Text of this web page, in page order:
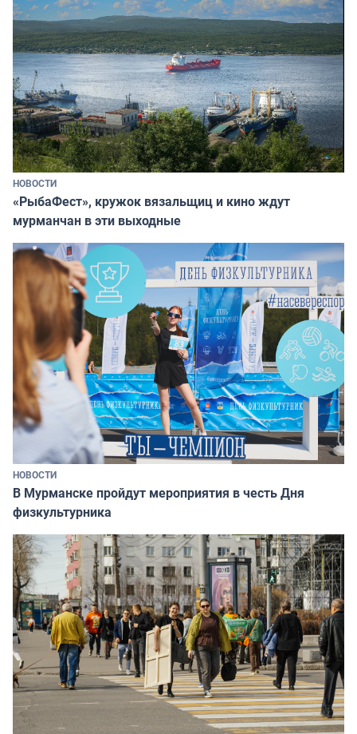
НОВОСТИ
«РыбаФест», кружок вязальщиц и кино ждут
мурманчан в эти выходные
НОВОСТИ
В Мурманске пройдут мероприятия в честь Дня
физкультурника